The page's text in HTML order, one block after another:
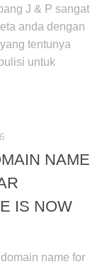
J & P sangat
anda dengan
tentunya
untuk
NAME
IS NOW
domain name for